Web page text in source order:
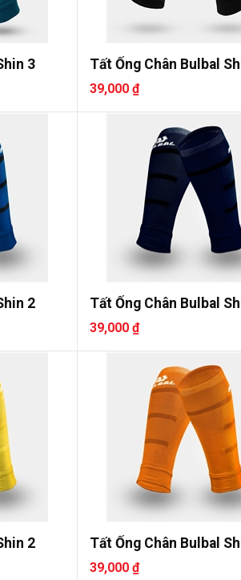
3 Tất Ống Chân Bulbal
39,000 ₫
2 Tất Ống Chân Bulbal
39,000 ₫
2 Tất Ống Chân Bulbal
39,000 ₫